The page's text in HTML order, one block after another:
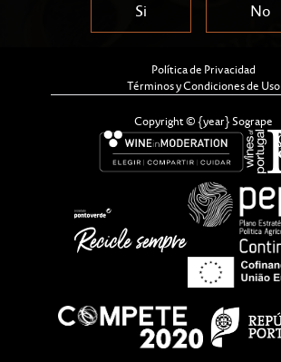
Si No
Política de Privacidad
Términos y Condiciones de Uso
Copyright © {year} Sogrape